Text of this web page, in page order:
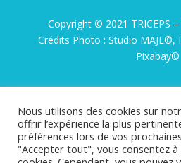
Copyright © 2021 TRICEPS –
Crédits Photo : Studio
Pixabay©
Nous utilisons des cookies sur
offrir l’expérience la plus
préférences lors de vos
"Accepter tout", vous consentez à